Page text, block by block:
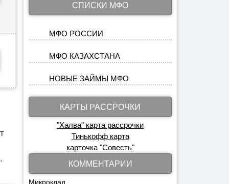
СПИСКИ МФО
МФО РОССИИ
МФО КАЗАХСТАНА
НОВЫЕ ЗАЙМЫ МФО
КАРТЫ РАССРОЧКИ
"Халва" карта рассрочки
Тинькофф карта
карточка "Совесть"
КОММЕНТАРИИ
Микроклад